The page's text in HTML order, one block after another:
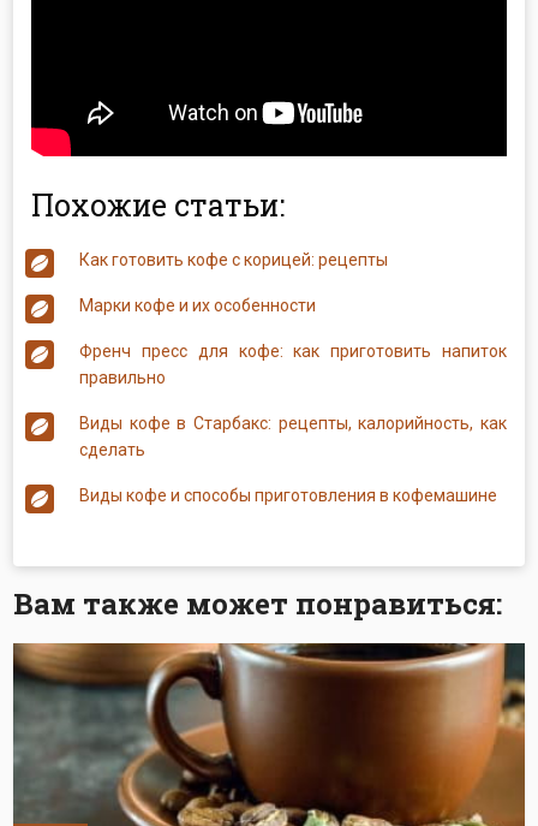
Похожие статьи:
Как готовить кофе с корицей: рецепты
Марки кофе и их особенности
Френч пресс для кофе: как приготовить напиток
правильно
Виды кофе в Старбакс: рецепты, калорийность, как
сделать
Виды кофе и способы приготовления в кофемашине
Вам также может понравиться: